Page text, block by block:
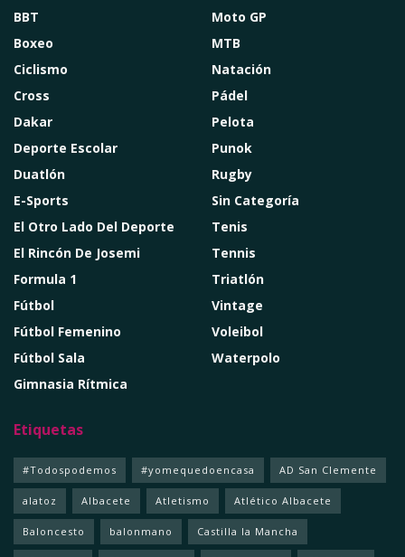
BBT
Boxeo
Ciclismo
Cross
Dakar
Deporte Escolar
Duatlón
E-Sports
El Otro Lado Del Deporte
El Rincón De Josemi
Formula 1
Fútbol
Fútbol Femenino
Fútbol Sala
Gimnasia Rítmica
Moto GP
MTB
Natación
Pádel
Pelota
Punok
Rugby
Sin Categoría
Tenis
Tennis
Triatlón
Vintage
Voleibol
Waterpolo
Etiquetas
#Todospodemos #yomequedoencasa AD San Clemente
alatoz Albacete Atletismo Atlético Albacete
Baloncesto balonmano Castilla la Mancha